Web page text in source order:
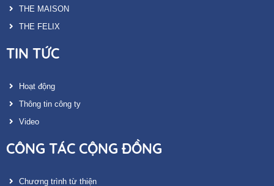
THE MAISON
THE FELIX
TIN TỨC
Hoạt động
Thông tin công ty
Video
CÔNG TÁC CỘNG ĐỒNG
Chương trình từ thiện